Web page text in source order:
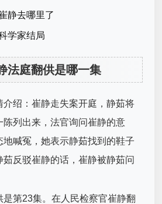
静去哪里了
学家结局
法庭翻供是哪一集
介绍：崔静走失案开庭，静茹将
陈列出来，法官询问崔静的意
地喊冤，她表示静茹找到的鞋子
反驳崔静的话，崔静被静茹问
是第23集。在人民检察官崔静翻